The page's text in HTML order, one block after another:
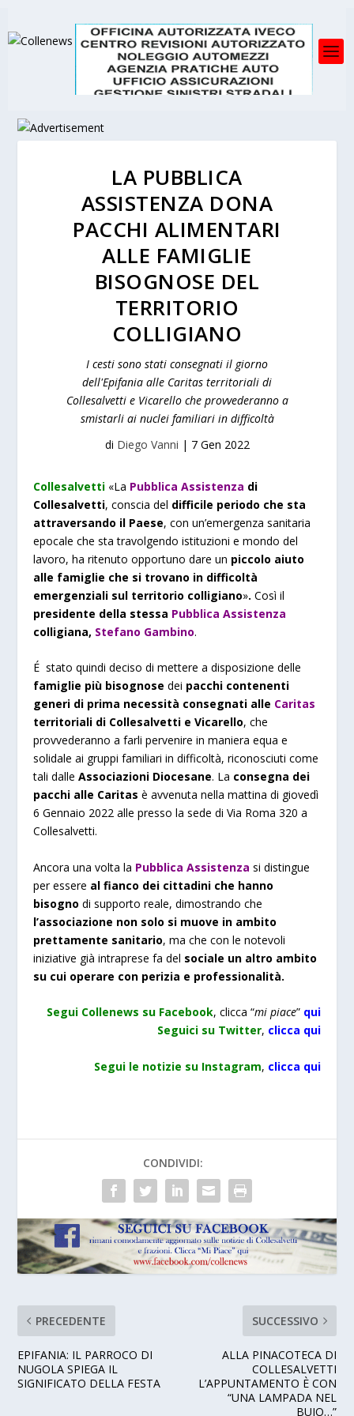
LA PUBBLICA
ASSISTENZA DONA
PACCHI ALIMENTARI
ALLE FAMIGLIE
BISOGNOSE DEL
TERRITORIO
COLLIGIANO
I cesti sono stati consegnati il giorno
dell'Epifania alle Caritas territoriali di
Collesalvetti e Vicarello che provvederanno a
smistarli ai nuclei familiari in difficoltà
di Diego Vanni | 7 Gen 2022
Collesalvetti «La Pubblica Assistenza di
Collesalvetti, conscia del difficile periodo che sta
attraversando il Paese, con un’emergenza sanitaria
epocale che sta travolgendo istituzioni e mondo del
lavoro, ha ritenuto opportuno dare un piccolo aiuto
alle famiglie che si trovano in difficoltà
emergenziali sul territorio colligiano».Così il
presidente della stessa Pubblica Assistenza
colligiana, Stefano Gambino.
É stato quindi deciso di mettere a disposizione delle
famiglie più bisognose dei pacchi contenenti
generi di prima necessità consegnati alle Caritas
territoriali di Collesalvetti e Vicarello, che
provvederanno a farli pervenire in maniera equa e
solidale ai gruppi familiari in difficoltà, riconosciuti come
tali dalleAssociazioni Diocesane. La consegna dei
pacchi alle Caritas è avvenuta nella mattina di giovedì
6 Gennaio 2022 alle presso la sede di Via Roma 320 a
Collesalvetti.
Ancora una volta la Pubblica Assistenza si distingue
per essere al fianco dei cittadini che hanno
bisogno di supporto reale, dimostrando che
l’associazione non solo si muove in ambito
prettamente sanitario, ma che con le notevoli
iniziative già intraprese fa del sociale un altro ambito
su cui operare con perizia e professionalità.
Segui Collenews su Facebook, clicca “mi piace” qui
Seguici su Twitter, clicca qui
Segui le notizie su Instagram, clicca qui
CONDIVIDI:
PRECEDENTE
EPIFANIA: IL PARROCO DI
NUGOLA SPIEGA IL
SIGNIFICATO DELLA FESTA
SUCCESSIVO
ALLA PINACOTECA DI
COLLESALVETTI
L’APPUNTAMENTO È CON
“UNA LAMPADA NEL
BUIO…”